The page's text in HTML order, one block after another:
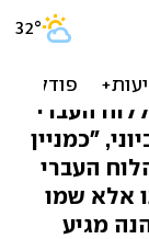
העברי
באלו המציינים יום זה כ-12 ביוני, "כמניין
העברי
אלא שמו
מגיע